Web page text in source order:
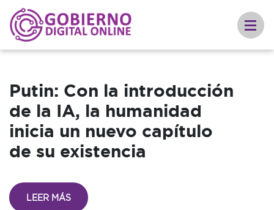
Putin: Con la introducción
de la IA, la humanidad
inicia un nuevo capítulo
de su existencia
LEER MÁS